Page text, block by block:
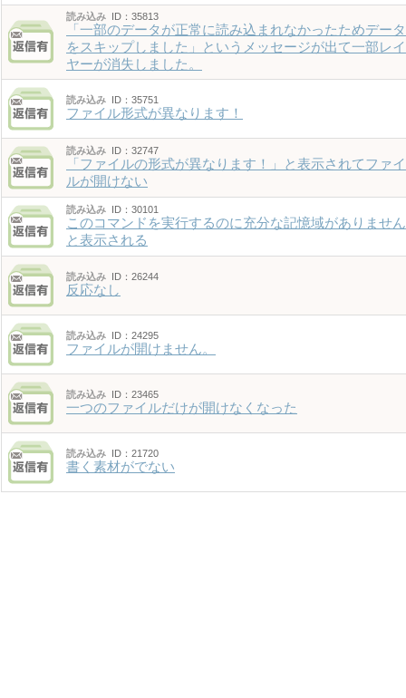
読み込み ID：35813
「一部のデータが正常に読み込まれなかったためデータ
をスキップしました」というメッセージが出て一部レイ
ヤーが消失しました。
読み込み ID：35751
ファイル形式が異なります！
読み込み ID：32747
「ファイルの形式が異なります！」と表示されてファイ
ルが開けない
読み込み ID：30101
このコマンドを実行するのに充分な記憶域がありません
と表示される
読み込み ID：26244
反応なし
読み込み ID：24295
ファイルが開けません。
読み込み ID：23465
一つのファイルだけが開けなくなった
読み込み ID：21720
書く素材がでない